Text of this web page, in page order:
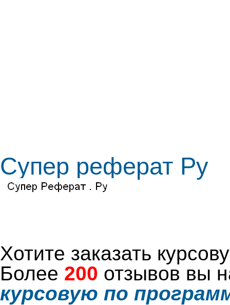
Супер реферат Ру
Хотите заказать
Более 200 отзывов вы
курсовую по